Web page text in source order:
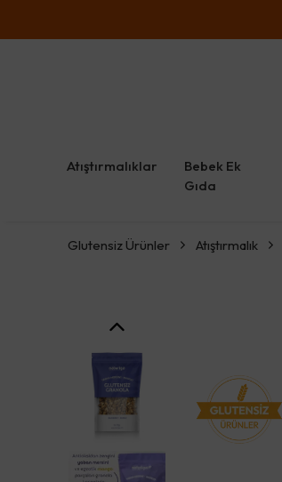
Atıştırmalıklar
Bebek Ek
Gıda
Glutensiz Ürünler Atıştırmalık